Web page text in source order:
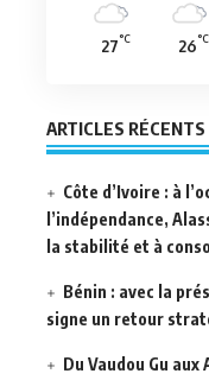
27°C 26°C
ARTICLES RÉCENTS
Côte d’Ivoire : à
l’indépendance,
la stabilité et à
Bénin : avec la
signe un retour
Du Vaudou Gu